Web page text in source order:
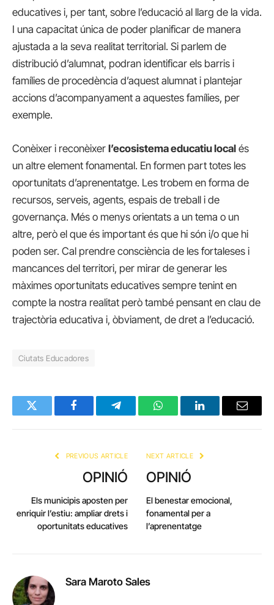
educatives i, per tant, sobre l’educació al llarg de la vida.
I una capacitat única de poder planificar de manera
ajustada a la seva realitat territorial. Si parlem de
distribució d’alumnat, podran identificar els barris i
famílies de procedència d’aquest alumnat i plantejar
accions d’acompanyament a aquestes famílies, per
exemple.
Conèixer i reconèixer l’ecosistema educatiu local és
un altre element fonamental. En formen part totes les
oportunitats d’aprenentatge. Les trobem en forma de
recursos, serveis, agents, espais de treball i de
governança. Més o menys orientats a un tema o un
altre, però el que és important és que hi són i/o que hi
poden ser. Cal prendre consciència de les fortaleses i
mancances del territori, per mirar de generar les
màximes oportunitats educatives sempre tenint en
compte la nostra realitat però també pensant en clau de
trajectòria educativa i, òbviament, de dret a l’educació.
Ciutats Educadores
Twitter FacebookTelegramWhatsAppLinkedInEmail
PREVIOUS ARTICLE
OPINIÓ
Els municipis aposten per
enriquir l’estiu: ampliar drets i
oportunitats educatives
NEXT ARTICLE
OPINIÓ
El benestar emocional,
fonamental per a
l’aprenentatge
Sara Maroto Sales